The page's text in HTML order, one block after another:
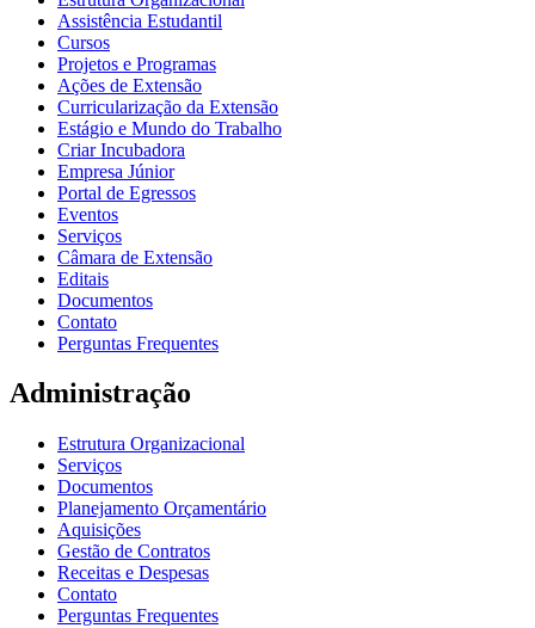
Assistência Estudantil
Cursos
Projetos e Programas
Ações de Extensão
Curricularização da Extensão
Estágio e Mundo do Trabalho
Criar Incubadora
Empresa Júnior
Portal de Egressos
Eventos
Serviços
Câmara de Extensão
Editais
Documentos
Contato
Perguntas Frequentes
Administração
Estrutura Organizacional
Serviços
Documentos
Planejamento Orçamentário
Aquisições
Gestão de Contratos
Receitas e Despesas
Contato
Perguntas Frequentes